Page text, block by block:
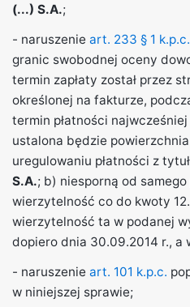
(...) S.A.;
- naruszenie art. 233 § 1 k.p.c.
granic swobodnej oceny
termin zapłaty został przez
określonej na fakturze,
termin płatności
ustalona będzie
uregulowaniu płatności z
S.A.; b) niesporną od samego
wierzytelność co do kwoty
wierzytelność ta w podanej
dopiero dnia 30.09.2014 r., a
- naruszenie art. 101 k.p.c.
w niniejszej sprawie;